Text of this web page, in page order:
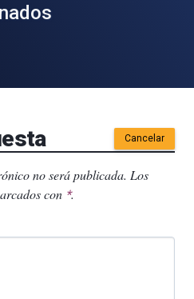
Cancelar
no será publicada. Los
con *.